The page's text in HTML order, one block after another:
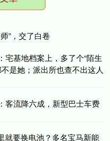
”，交了白卷
宅基地档案上，多了个“陌生
是她；派出所也查不出这人
客流降六成，新型巴士车费
就要换电池？多名宝马新能